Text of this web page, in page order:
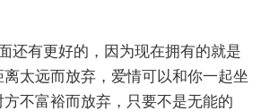
还有更好的，因为现在拥有的就是
太远而放弃，爱情可以和你一起坐
不富裕而放弃，只要不是无能的